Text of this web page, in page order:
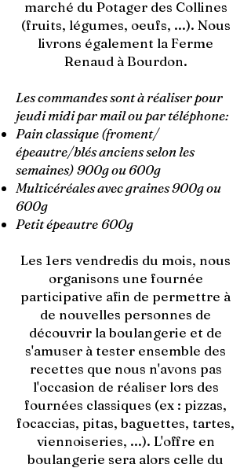
marché du Potager des Collines
(fruits, légumes, oeufs, ...). Nous
livrons également la Ferme
Renaud à Bourdon.
Les commandes sont à réaliser pour
jeudi midi par mail ou par téléphone:
Pain classique (froment/
épeautre/blés anciens selon les
semaines)900g ou 600g
Multicéréales avec graines 900g ou
600g
Petit épeautre 600g
Les 1ers vendredis du mois, nous
organisons une fournée
participative afin de permettre à
de nouvelles personnes de
découvrir la boulangerie et de
s'amuser à tester ensemble des
recettes que nous n'avons pas
l'occasion de réaliser lors des
fournées classiques (ex : pizzas,
focaccias, pitas, baguettes, tartes,
viennoiseries, ...). L'offre en
boulangerie sera alors celle du